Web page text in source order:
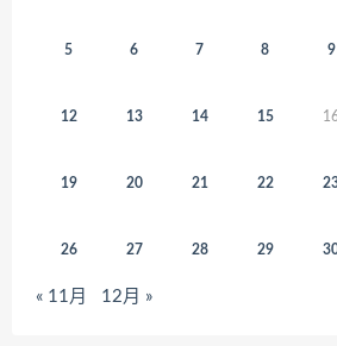
5 6 7 8 9
12 13 14 15
19 20 21 22
26 27 28 29
« 11月 12月 »